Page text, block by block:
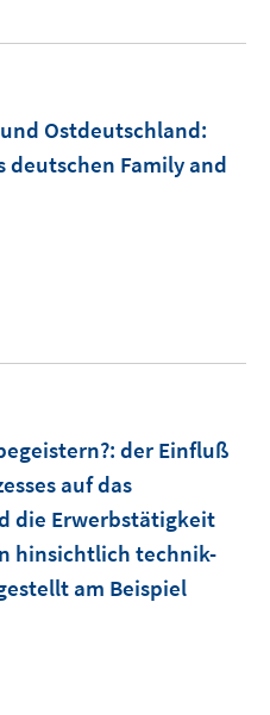
Ostdeutschland:
deutschen Family and
: der Einfluß
auf das
die Erwerbstätigkeit
hinsichtlich technik-
am Beispiel